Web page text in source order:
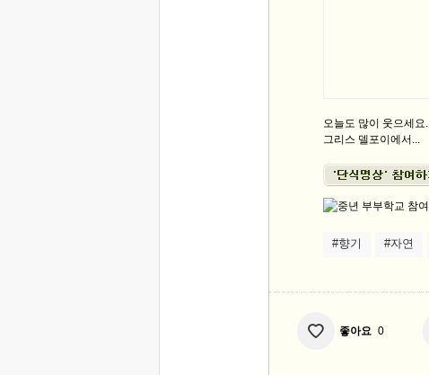
오늘도 많이 웃으세요.
그리스 델포이에서...
#향기 #자연
좋아요 0